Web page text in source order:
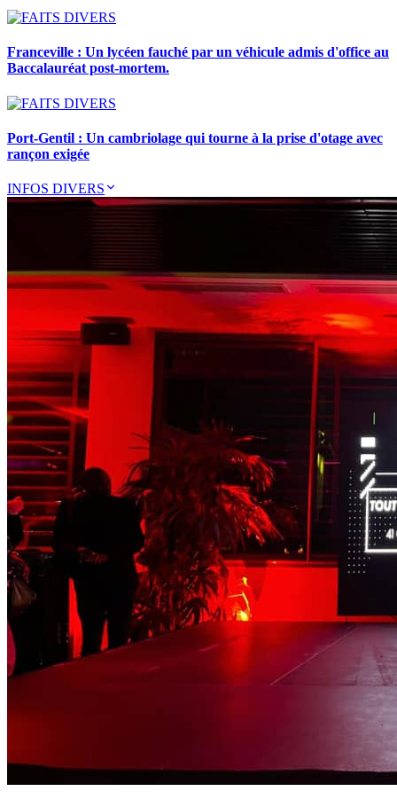
Franceville : Un lycéen fauché par un véhicule admis d'office au
Baccalauréat post-mortem.
Port-Gentil : Un cambriolage qui tourne à la prise d'otage avec
rançon exigée
INFOS DIVERS